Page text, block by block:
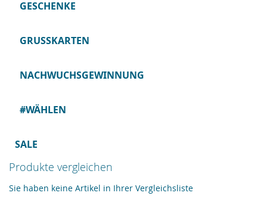
GESCHENKE
GRUSSKARTEN
NACHWUCHSGEWINNUNG
#WÄHLEN
SALE
Produkte vergleichen
Sie haben keine Artikel in Ihrer Vergleichsliste